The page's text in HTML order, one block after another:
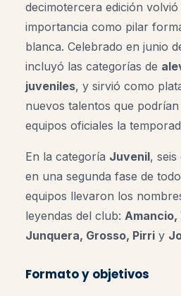
decimotercera edición
importancia como pilar
blanca. Celebrado en junio
incluyó las categorías de
juveniles, y sirvió como
nuevos talentos que
equipos oficiales la
En la categoría Juvenil,
en una segunda fase de
equipos llevaron los
leyendas del club: Amancio,
Junquera, Grosso, Pirri y
Formato y objetivos